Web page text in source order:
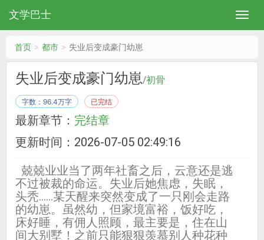
文学巴士
首页 都市 失业后变成豪门幼崽
失业后变成豪门幼崽/初骨
字数：96.4万字 已完结
最新章节： 完结章
更新时间：2026-07-05 02:49:16
兢兢业业当了两年社畜之后，云意还是逃
不过被裁的命运。失业后她焦虑，失眠，
头秃……某天醒来突然变成了一只刚会走路
的幼崽。虽然幼，但家境富裕，饭好吃，
床好睡，有佣人照顾，最主要是，住在山
间大别墅！之前只能狠狠羡慕别人种花种